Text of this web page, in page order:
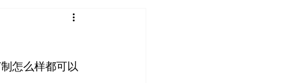
釜山美食
首尔美食 仁川景点
怎么样都可以